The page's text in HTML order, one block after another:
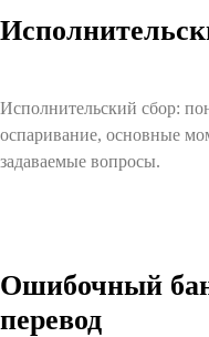
Исполнительский сбор:
оспаривание, основные
задаваемые вопросы.
Ошибочный
перевод